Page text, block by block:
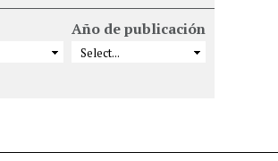
Año de publicación